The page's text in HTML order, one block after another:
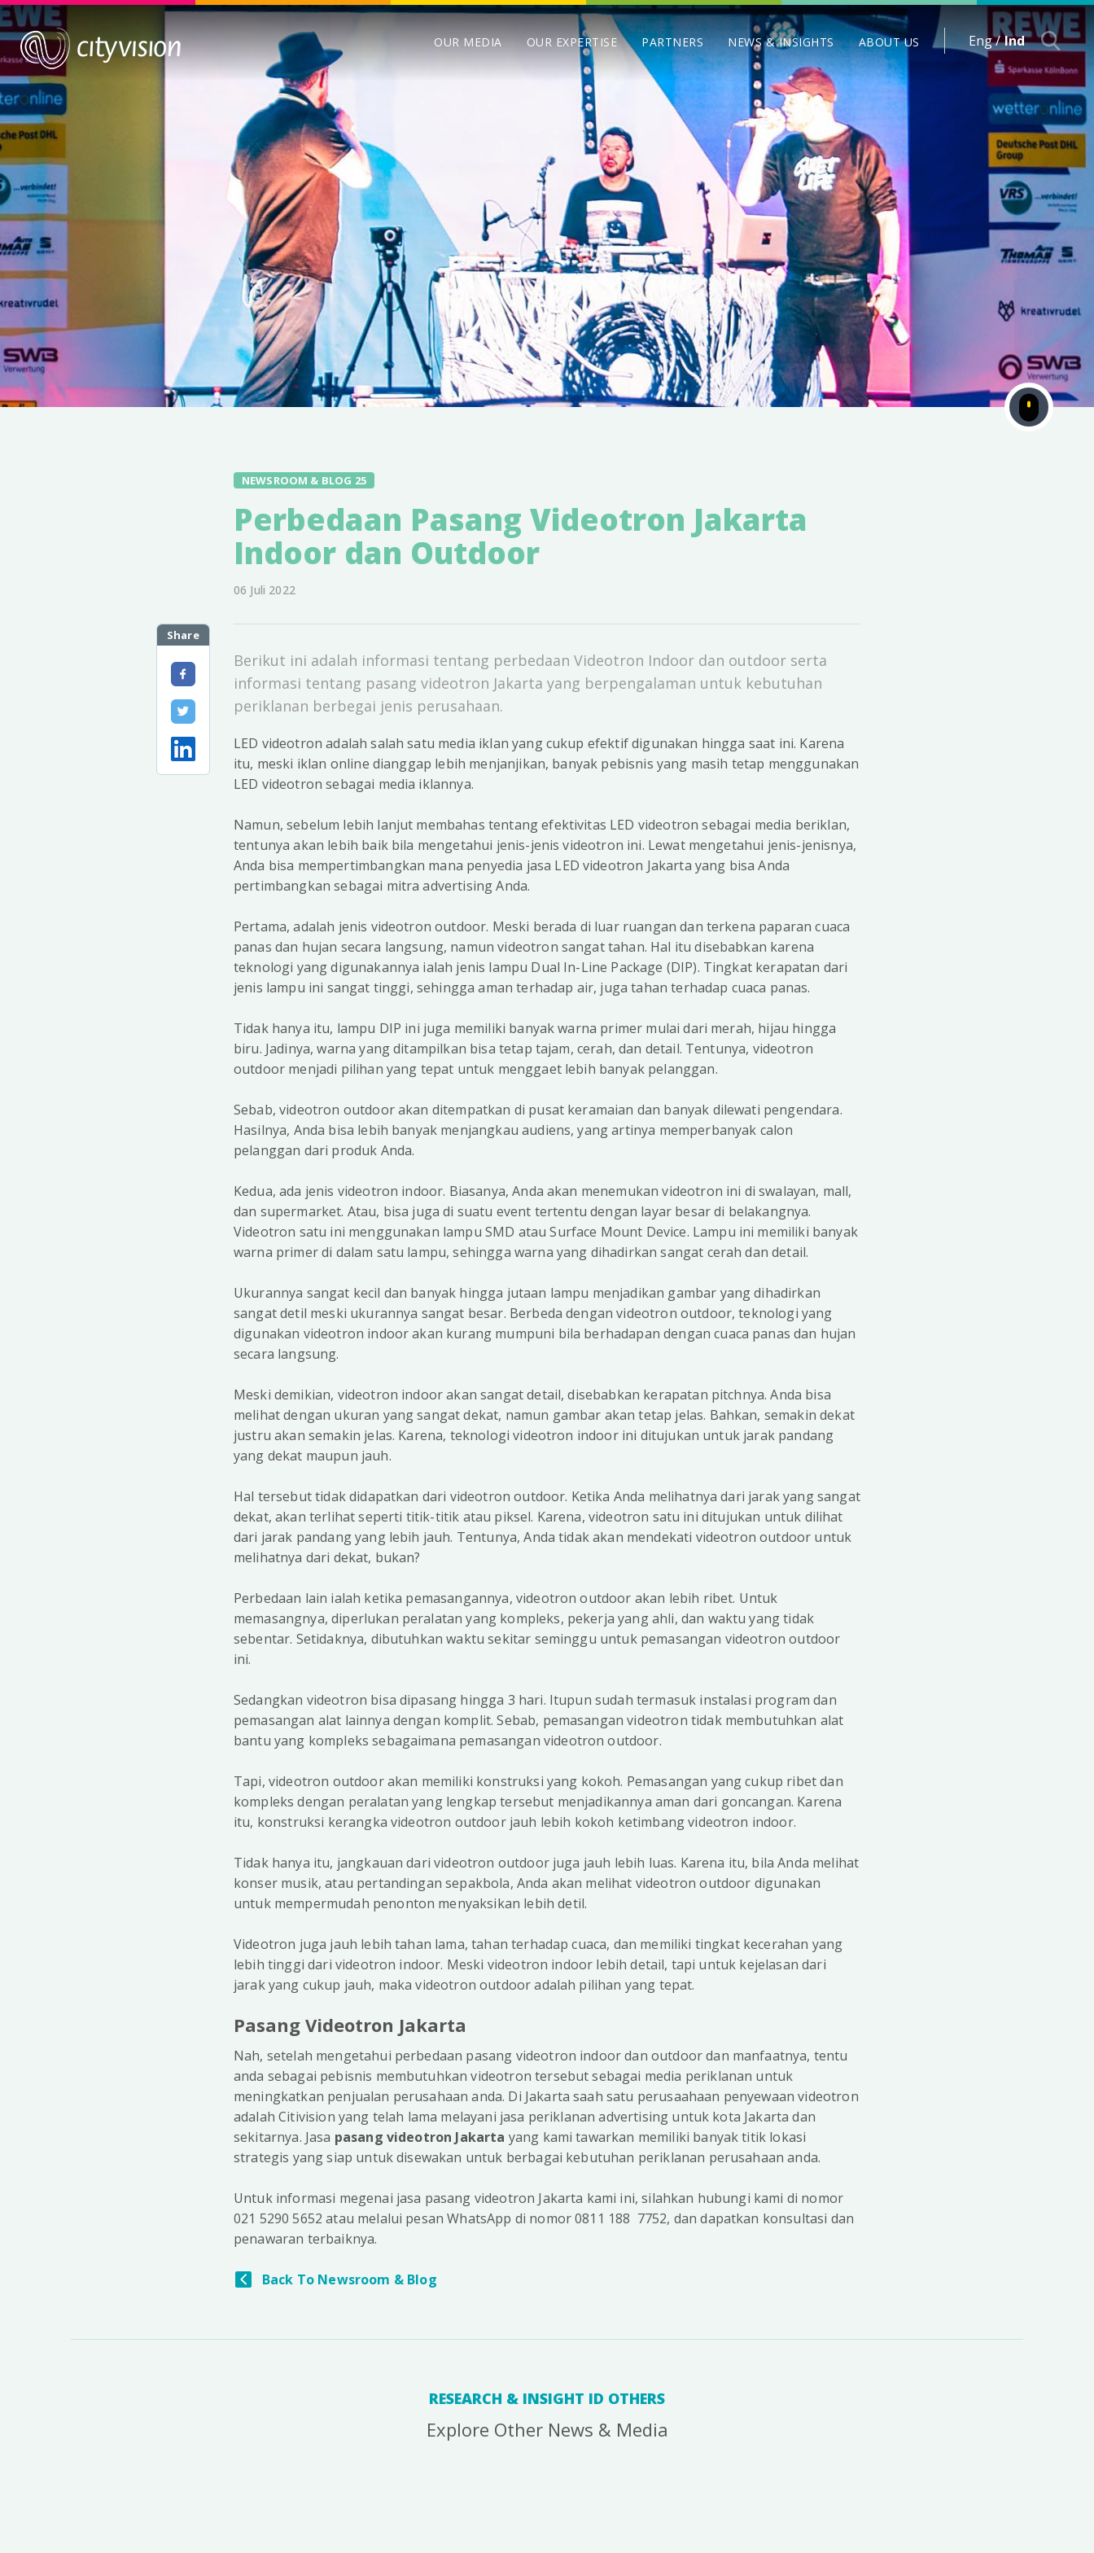
OUR MEDIA OUR EXPERTISE PARTNERS NEWS & INSIGHTS ABOUT US Eng /Ind
NEWSROOM & BLOG 25
Perbedaan Pasang Videotron Jakarta
Indoor dan Outdoor
06 Juli 2022
Share
Berikut ini adalah informasi tentang perbedaan Videotron Indoor dan outdoor serta
informasi tentang pasang videotron Jakarta yang berpengalaman untuk kebutuhan
periklanan berbegai jenis perusahaan.
LED videotron adalah salah satu media iklan yang cukup efektif digunakan hingga saat ini. Karena
itu, meski iklan online dianggap lebih menjanjikan, banyak pebisnis yang masih tetap menggunakan
LED videotron sebagai media iklannya.
Namun, sebelum lebih lanjut membahas tentang efektivitas LED videotron sebagai media beriklan,
tentunya akan lebih baik bila mengetahui jenis-jenis videotron ini. Lewat mengetahui jenis-jenisnya,
Anda bisa mempertimbangkan mana penyedia jasa LED videotron Jakarta yang bisa Anda
pertimbangkan sebagai mitra advertising Anda.
Pertama, adalah jenis videotron outdoor. Meski berada di luar ruangan dan terkena paparan cuaca
panas dan hujan secara langsung, namun videotron sangat tahan. Hal itu disebabkan karena
teknologi yang digunakannya ialah jenis lampu Dual In-Line Package (DIP). Tingkat kerapatan dari
jenis lampu ini sangat tinggi, sehingga aman terhadap air, juga tahan terhadap cuaca panas.
Tidak hanya itu, lampu DIP ini juga memiliki banyak warna primer mulai dari merah, hijau hingga
biru. Jadinya, warna yang ditampilkan bisa tetap tajam, cerah, dan detail. Tentunya, videotron
outdoor menjadi pilihan yang tepat untuk menggaet lebih banyak pelanggan.
Sebab, videotron outdoor akan ditempatkan di pusat keramaian dan banyak dilewati pengendara.
Hasilnya, Anda bisa lebih banyak menjangkau audiens, yang artinya memperbanyak calon
pelanggan dari produk Anda.
Kedua, ada jenis videotron indoor. Biasanya, Anda akan menemukan videotron ini di swalayan, mall,
dan supermarket. Atau, bisa juga di suatu event tertentu dengan layar besar di belakangnya.
Videotron satu ini menggunakan lampu SMD atau Surface Mount Device. Lampu ini memiliki banyak
warna primer di dalam satu lampu, sehingga warna yang dihadirkan sangat cerah dan detail.
Ukurannya sangat kecil dan banyak hingga jutaan lampu menjadikan gambar yang dihadirkan
sangat detil meski ukurannya sangat besar. Berbeda dengan videotron outdoor, teknologi yang
digunakan videotron indoor akan kurang mumpuni bila berhadapan dengan cuaca panas dan hujan
secara langsung.
Meski demikian, videotron indoor akan sangat detail, disebabkan kerapatan pitchnya. Anda bisa
melihat dengan ukuran yang sangat dekat, namun gambar akan tetap jelas. Bahkan, semakin dekat
justru akan semakin jelas. Karena, teknologi videotron indoor ini ditujukan untuk jarak pandang
yang dekat maupun jauh.
Hal tersebut tidak didapatkan dari videotron outdoor. Ketika Anda melihatnya dari jarak yang sangat
dekat, akan terlihat seperti titik-titik atau piksel. Karena, videotron satu ini ditujukan untuk dilihat
dari jarak pandang yang lebih jauh. Tentunya, Anda tidak akan mendekati videotron outdoor untuk
melihatnya dari dekat, bukan?
Perbedaan lain ialah ketika pemasangannya, videotron outdoor akan lebih ribet. Untuk
memasangnya, diperlukan peralatan yang kompleks, pekerja yang ahli, dan waktu yang tidak
sebentar. Setidaknya, dibutuhkan waktu sekitar seminggu untuk pemasangan videotron outdoor
ini.
Sedangkan videotron bisa dipasang hingga 3 hari. Itupun sudah termasuk instalasi program dan
pemasangan alat lainnya dengan komplit. Sebab, pemasangan videotron tidak membutuhkan alat
bantu yang kompleks sebagaimana pemasangan videotron outdoor.
Tapi, videotron outdoor akan memiliki konstruksi yang kokoh. Pemasangan yang cukup ribet dan
kompleks dengan peralatan yang lengkap tersebut menjadikannya aman dari goncangan. Karena
itu, konstruksi kerangka videotron outdoor jauh lebih kokoh ketimbang videotron indoor.
Tidak hanya itu, jangkauan dari videotron outdoor juga jauh lebih luas. Karena itu, bila Anda melihat
konser musik, atau pertandingan sepakbola, Anda akan melihat videotron outdoor digunakan
untuk mempermudah penonton menyaksikan lebih detil.
Videotron juga jauh lebih tahan lama, tahan terhadap cuaca, dan memiliki tingkat kecerahan yang
lebih tinggi dari videotron indoor. Meski videotron indoor lebih detail, tapi untuk kejelasan dari
jarak yang cukup jauh, maka videotron outdoor adalah pilihan yang tepat.
Pasang Videotron Jakarta
Nah, setelah mengetahui perbedaan pasang videotron indoor dan outdoor dan manfaatnya, tentu
anda sebagai pebisnis membutuhkan videotron tersebut sebagai media periklanan untuk
meningkatkan penjualan perusahaan anda. Di Jakarta saah satu perusaahaan penyewaan videotron
adalah Citivision yang telah lama melayani jasa periklanan advertising untuk kota Jakarta dan
sekitarnya. Jasa pasang videotron Jakarta yang kami tawarkan memiliki banyak titik lokasi
strategis yang siap untuk disewakan untuk berbagai kebutuhan periklanan perusahaan anda.
Untuk informasi megenai jasa pasang videotron Jakarta kami ini, silahkan hubungi kami di nomor
021 5290 5652 atau melalui pesan WhatsApp di nomor 0811 188 7752, dan dapatkan konsultasi dan
penawaran terbaiknya.
Back To Newsroom & Blog
RESEARCH & INSIGHT ID OTHERS
Explore Other News & Media